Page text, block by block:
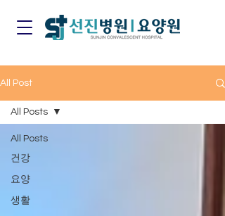
All Post
All Posts
건강
요양
생활
All Posts